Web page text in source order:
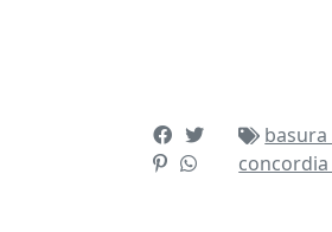
basura
concordia